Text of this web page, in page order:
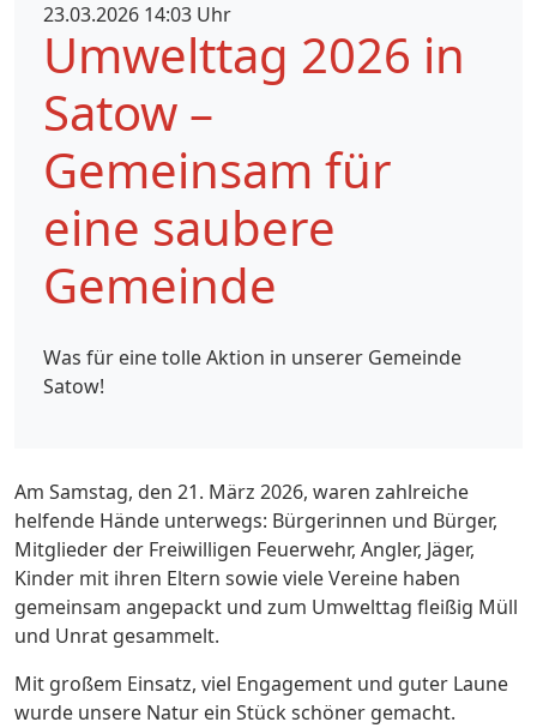
23.03.2026 14:03 Uhr
Umwelttag 2026 in
Satow –
Gemeinsam für
eine saubere
Gemeinde
Was für eine tolle Aktion in unserer Gemeinde
Satow!
Am Samstag, den 21. März 2026, waren zahlreiche
helfende Hände unterwegs: Bürgerinnen und Bürger,
Mitglieder der Freiwilligen Feuerwehr, Angler, Jäger,
Kinder mit ihren Eltern sowie viele Vereine haben
gemeinsam angepackt und zum Umwelttag fleißig Müll
und Unrat gesammelt.
Mit großem Einsatz, viel Engagement und guter Laune
wurde unsere Natur ein Stück schöner gemacht.